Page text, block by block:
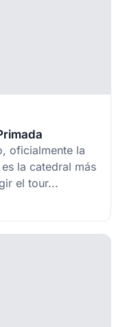
oficialmente la
la catedral más
el tour...